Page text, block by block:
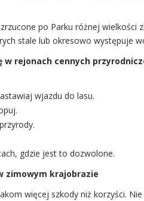
po Parku różnej wielkości
stale lub okresowo występuje
w rejonach cennych
wjazdu do lasu.
gdzie jest to dozwolone.
zimowym krajobrazie
więcej szkody niż korzyści.